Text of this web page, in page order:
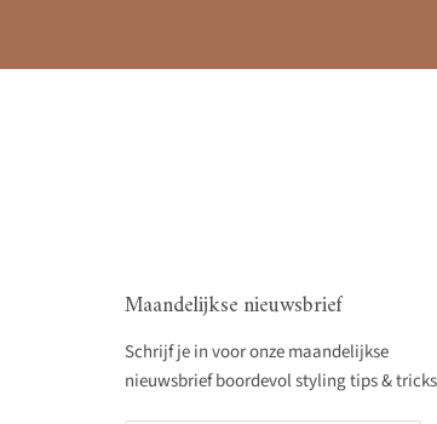
Maandelijkse nieuwsbrief
Schrijf je in voor onze maandelijkse
nieuwsbrief boordevol styling tips &